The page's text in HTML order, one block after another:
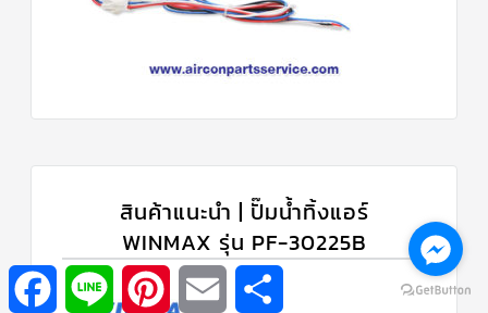
สินค้าแนะนำ | ปั๊มน้ำทิ้งแอร์
WINMAX รุ่น PF-30225B
Facebook Line Pinterest Email